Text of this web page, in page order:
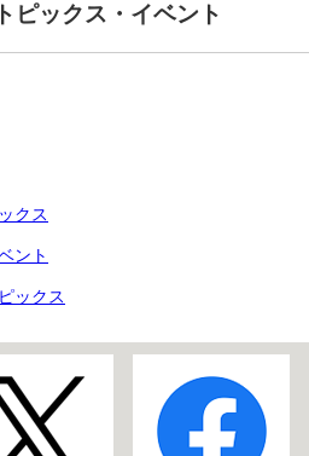
ピックス・イベント
クス
ント
ックス